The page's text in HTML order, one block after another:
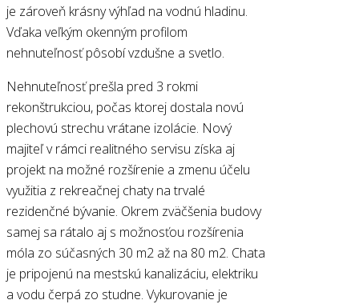
je zároveň krásny výhľad na vodnú hladinu.
Vďaka veľkým okenným profilom
nehnuteľnosť pôsobí vzdušne a svetlo.
Nehnuteľnosť prešla pred 3 rokmi
rekonštrukciou, počas ktorej dostala novú
plechovú strechu vrátane izolácie. Nový
majiteľ v rámci realitného servisu získa aj
projekt na možné rozšírenie a zmenu účelu
využitia z rekreačnej chaty na trvalé
rezidenčné bývanie. Okrem zväčšenia budovy
samej sa rátalo aj s možnosťou rozšírenia
móla zo súčasných 30 m2 až na 80 m2. Chata
je pripojenú na mestskú kanalizáciu, elektriku
a vodu čerpá zo studne. Vykurovanie je